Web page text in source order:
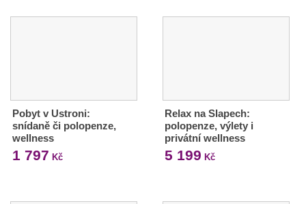
Pobyt v Ustroni:
snídaně či polopenze,
wellness
1 797 Kč
Relax na Slapech:
polopenze, výlety i
privátní wellness
5 199 Kč